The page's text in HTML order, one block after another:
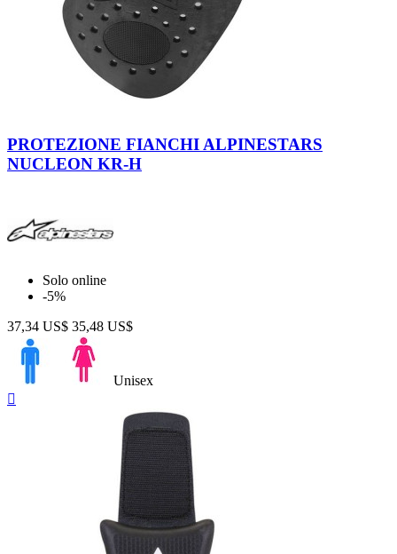
PROTEZIONE FIANCHI ALPINESTARS
NUCLEON KR-H
Solo online
-5%
37,34 US$ 35,48 US$
Unisex
